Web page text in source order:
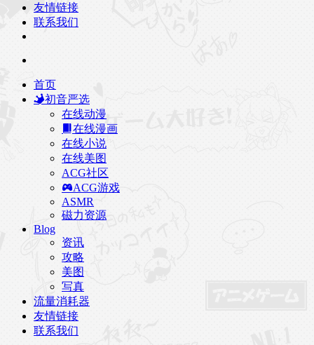
友情链接
联系我们
首页
初音严选
在线动漫
在线漫画
在线小说
在线美图
ACG社区
ACG游戏
ASMR
磁力资源
Blog
资讯
攻略
美图
写真
流量消耗器
友情链接
联系我们